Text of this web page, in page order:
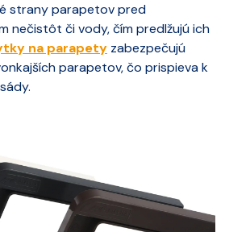
strany parapetov pred
nečistôt či vody, čím predlžujú ich
na parapety zabezpečujú
parapetov, čo prispieva k